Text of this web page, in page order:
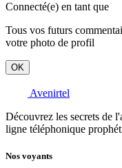
Connecté(e) en tant que
Tous vos futurs
votre photo de profil
OK
Avenirtel
Découvrez les secrets de
ligne téléphonique
Nos voyants